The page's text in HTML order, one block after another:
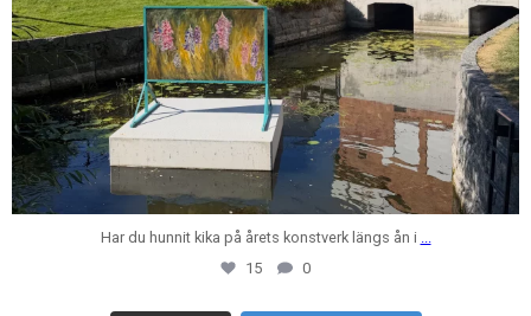
Har du hunnit kika på årets konstverk längs ån i
15
0